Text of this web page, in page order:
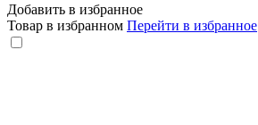
Добавить в избранное
Товар в избранном Перейти в избранное